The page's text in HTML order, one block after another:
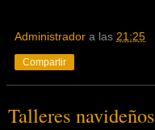
Administrador a las 21:25
Compartir
Talleres